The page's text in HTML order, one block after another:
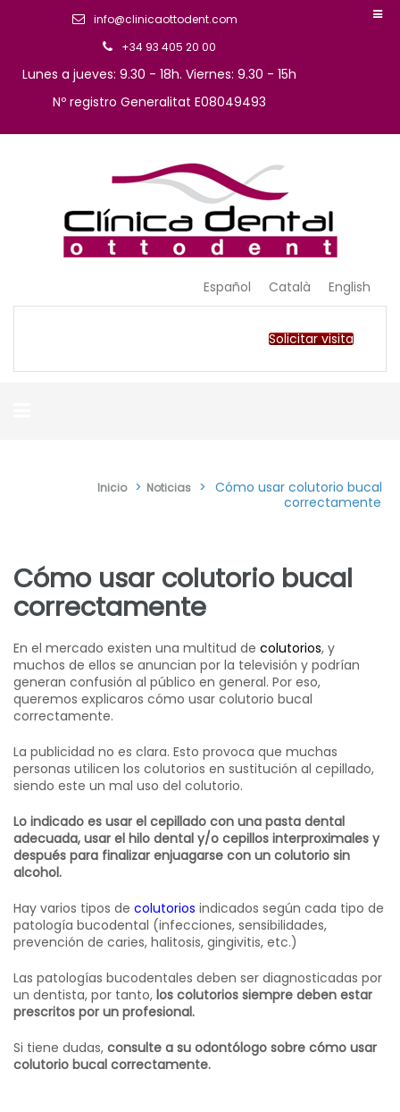
info@clinicaottodent.com
+34 93 405 20 00
Lunes a jueves: 9.30 - 18h. Viernes: 9.30 - 15h
Nº registro Generalitat E08049493
Clinica OttodentEspañol Català English
Solicitar visita
Inicio > Noticias > Cómo usar colutorio bucal
correctamente
Cómo usar colutorio bucal
correctamente
En el mercado existen una multitud de colutorios, y
muchos de ellos se anuncian por la televisión y podrían
generan confusión al público en general. Por eso,
queremos explicaros cómo usar colutorio bucal
correctamente.
La publicidad no es clara. Esto provoca que muchas
personas utilicen los colutorios en sustitución al cepillado,
siendo este un mal uso del colutorio.
Lo indicado es usar el cepillado con una pasta dental
adecuada, usar el hilo dental y/o cepillos interproximales y
después para finalizar enjuagarse con un colutorio sin
alcohol.
Hay varios tipos de colutorios indicados según cada tipo de
patología bucodental (infecciones, sensibilidades,
prevención de caries, halitosis, gingivitis, etc.)
Las patologías bucodentales deben ser diagnosticadas por
un dentista, por tanto, los colutorios siempre deben estar
prescritos por un profesional.
Si tiene dudas, consulte a su odontólogo sobre cómo usar
colutorio bucal correctamente.